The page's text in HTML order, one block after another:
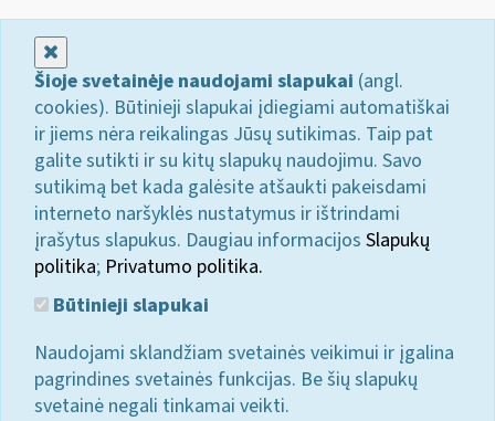
Šioje svetainėje naudojami slapukai (angl.
cookies). Būtinieji slapukai įdiegiami automatiškai
ir jiems nėra reikalingas Jūsų sutikimas. Taip pat
galite sutikti ir su kitų slapukų naudojimu. Savo
sutikimą bet kada galėsite atšaukti pakeisdami
interneto naršyklės nustatymus ir ištrindami
įrašytus slapukus. Daugiau informacijos Slapukų
politika; Privatumo politika.
Būtinieji slapukai
Naudojami sklandžiam svetainės veikimui ir įgalina
pagrindines svetainės funkcijas. Be šių slapukų
svetainė negali tinkamai veikti.